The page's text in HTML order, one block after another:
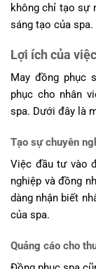
không chỉ tạo sự
sáng tạo của spa.
Lợi ích của
May đồng phục
phục cho nhân
spa. Dưới đây là
Tạo sự chuyên
Việc đầu tư vào
nghiệp và đồng
dàng nhận biết
của spa.
Quảng cáo cho